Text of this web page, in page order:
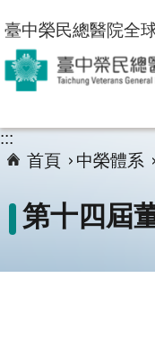
跳到主要內容區塊
臺中榮民總醫院全
:::
首頁
中榮體系
第十四屆